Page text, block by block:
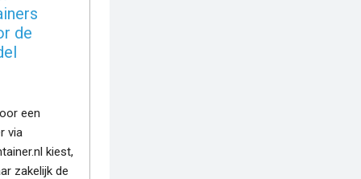
de
een
via
kiest,
zakelijk de